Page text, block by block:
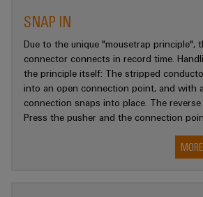
SNAP IN
Due to the unique "mousetrap principle",
connector connects in record time.
the principle itself: The stripped
into an open connection point, and with
connection snaps into place. The
Press the pusher and the connection